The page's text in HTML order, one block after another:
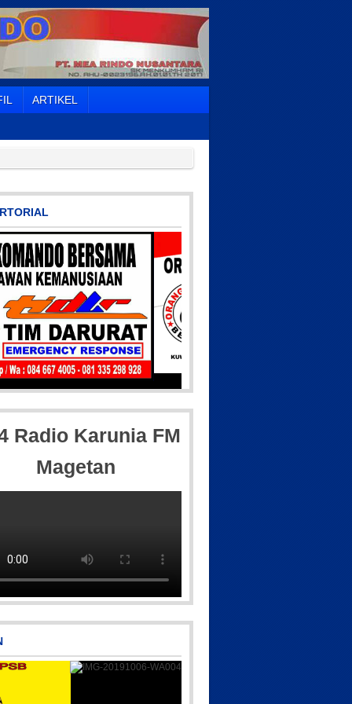
ARTIKEL
IMG-20250501-WA0005
04-10_00-36-15-097
Picsart_23-04-12_11-55-35-604
Radio Karunia FM
Magetan